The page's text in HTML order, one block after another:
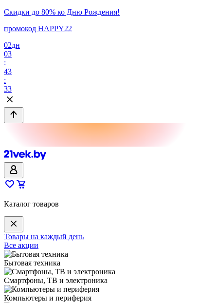
Скидки до 80% ко Дню Рождения!
промокод HAPPY22
02дн
03
:
43
:
33
Каталог товаров
Товары на каждый день
Все акции
Бытовая техника
Смартфоны, ТВ и электроника
Компьютеры и периферия